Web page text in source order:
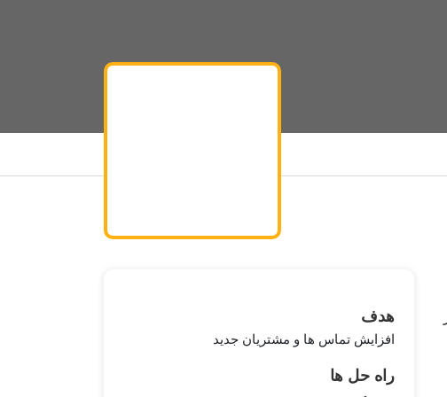
هدف
افزایش تماس ها و مشتریان جدید
راه حل ها